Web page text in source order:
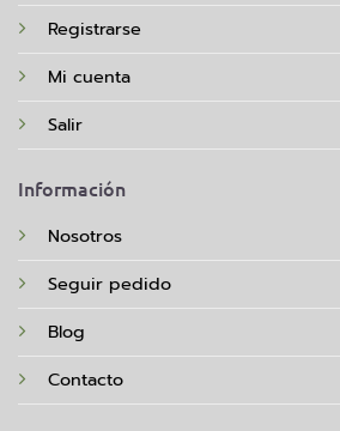
Registrarse
Mi cuenta
Salir
Información
Nosotros
Seguir pedido
Blog
Contacto